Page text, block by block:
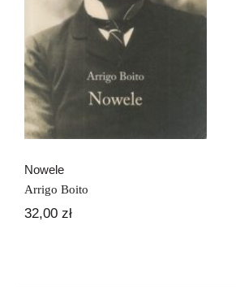
Nowele
Nowele
Arrigo Boito
32,00 zł